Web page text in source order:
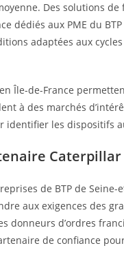
Des solutions
dédiés aux PME du
adaptées aux
Île-de-France
à des marchés
identifier les dispositifs
de BTP de
aux exigences des
donneurs d’ordres
de confiance